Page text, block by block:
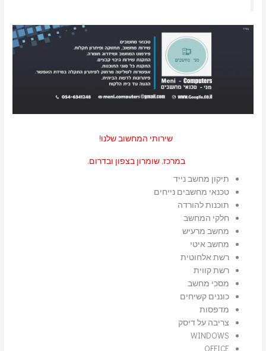
שירותי המחשוב שלנו!
במרכז, שומרון בצפון ובדרום.
תיקון מחשב נייד
טכנאי מחשבים נייחים
תוכנות להורדה
חלקי המחשב
מחשב מרעיש
מחשב איטי
רשת אלחוטית
רשת קווית
מסכי מחשב
כוננים קשיחים
מדפסות
צריבה על דיסק
WINDOWS
OFFICE